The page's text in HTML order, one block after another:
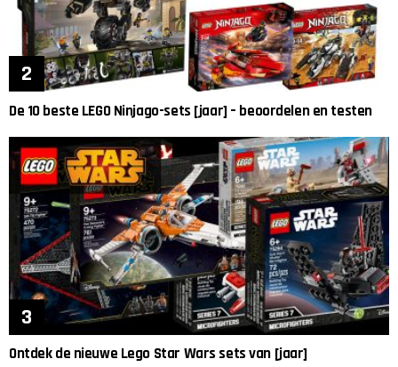
De 10 beste LEGO Ninjago-sets [jaar] – beoordelen en testen
Ontdek de nieuwe Lego Star Wars sets van [jaar]